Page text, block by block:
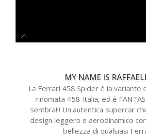
MY NAME IS
La Ferrari 458 Spider è la variante
rinomata 458 Italia, ed è
sembra!!! Un'autentica supercar
design leggero e aerodinamico
bellezza di qualsiasi